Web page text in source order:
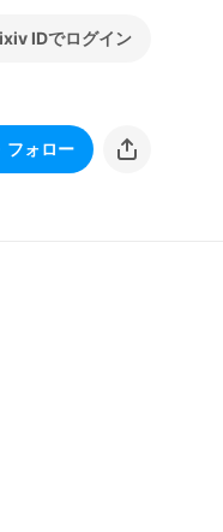
IDでログイン
フォロー